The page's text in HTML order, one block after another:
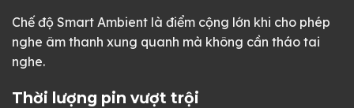
Chế độ Smart Ambient là điểm cộng lớn khi cho phép
nghe âm thanh xung quanh mà không cần tháo tai
nghe.
Thời lượng pin vượt trội